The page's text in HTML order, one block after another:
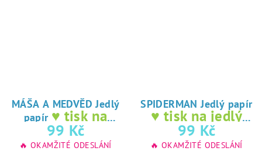
MÁŠA A MEDVĚD Jedlý
papír ♥ tisk na
jedlý papír
99 Kč
🔥 OKAMŽITÉ ODESLÁNÍ
SPIDERMAN Jedlý papír
♥ tisk na jedlý
papír
99 Kč
🔥 OKAMŽITÉ ODESLÁNÍ